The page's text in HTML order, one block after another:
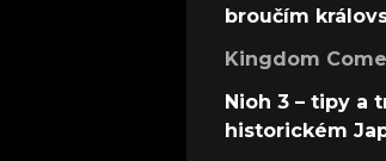
broučím
Kingdom
Nioh 3 – tipy a
historickém